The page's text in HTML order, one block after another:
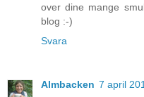
over dine mange
blog :-)
Svara
Almbacken 7 april